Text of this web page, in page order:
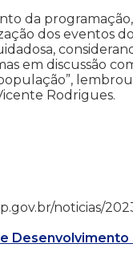
da
dos eventos
em discussão
Rodrigues.
noticias/
Desenvolvimento